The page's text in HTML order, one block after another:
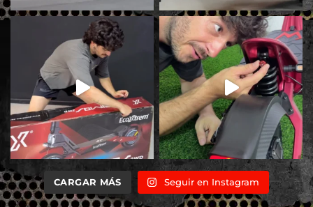
CARGAR MÁS Seguir en Instagram